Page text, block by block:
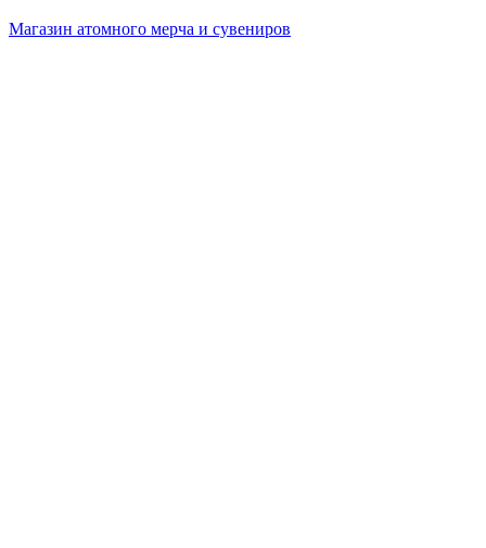
Магазин атомного мерча и сувениров